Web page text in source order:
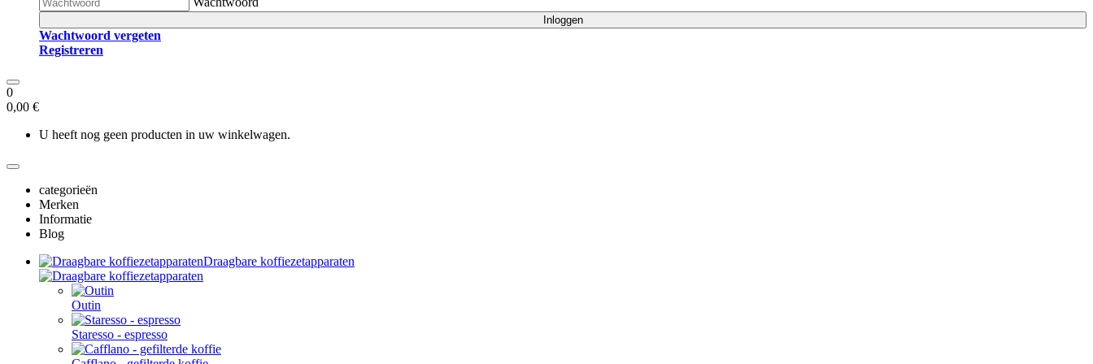
Inloggen
Wachtwoord vergeten
Registreren
0
0,00 €
U heeft nog geen producten in uw winkelwagen.
categorieën
Merken
Informatie
Blog
Draagbare koffiezetapparaten
Outin
Staresso - espresso